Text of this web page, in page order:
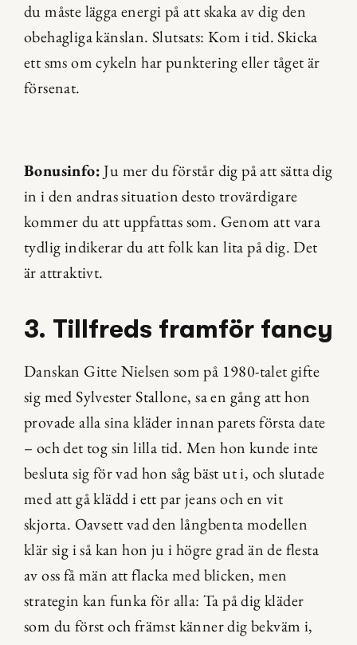
du måste lägga energi på att skaka av dig den
obehagliga känslan. Slutsats: Kom i tid. Skicka
ett sms om cykeln har punktering eller tåget är
försenat.
Bonusinfo: Ju mer du förstår dig på att sätta dig
in i den andras situation desto trovärdigare
kommer du att uppfattas som. Genom att vara
tydlig indikerar du att folk kan lita på dig. Det
är attraktivt.
3. Tillfreds framför fancy
Danskan Gitte Nielsen som på 1980-talet gifte
sig med Sylvester Stallone, sa en gång att hon
provade alla sina kläder innan parets första date
– och det tog sin lilla tid. Men hon kunde inte
besluta sig för vad hon såg bäst ut i, och slutade
med att gå klädd i ett par jeans och en vit
skjorta. Oavsett vad den långbenta modellen
klär sig i så kan hon ju i högre grad än de flesta
av oss få män att flacka med blicken, men
strategin kan funka för alla: Ta på dig kläder
som du först och främst känner dig bekväm i,